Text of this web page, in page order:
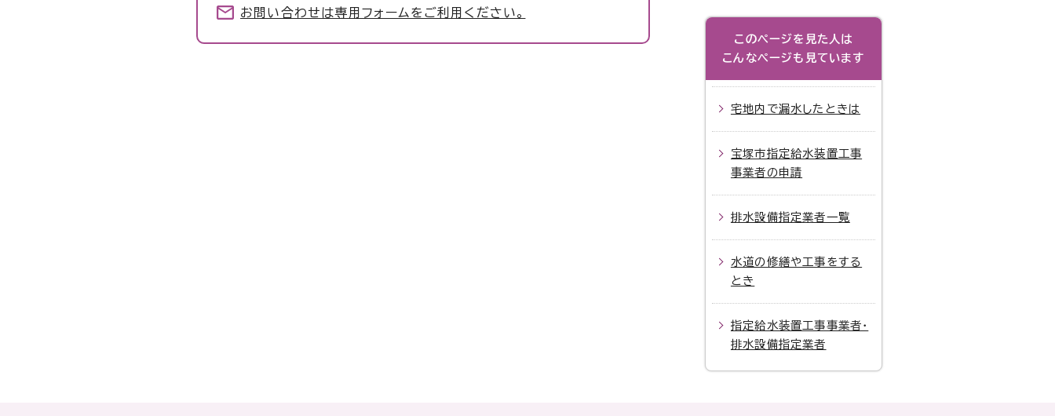
お問い合わせは専用フォームをご利用ください。
このページを見た人は
こんなページも見ています
宅地内で漏水したときは
宝塚市指定給水装置工事
事業者の申請
排水設備指定業者一覧
水道の修繕や工事をする
とき
指定給水装置工事事業者・
排水設備指定業者